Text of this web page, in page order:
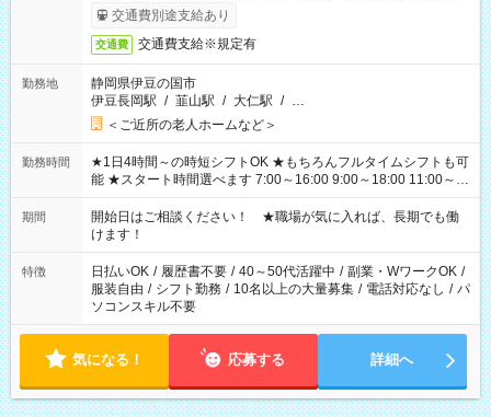
完了次第のお支払いとなります。
交通費別途支給あり
交通費 交通費支給※規定有
勤務地
静岡県伊豆の国市
伊豆長岡駅 / 韮山駅 / 大仁駅 / …
＜ご近所の老人ホームなど＞
勤務時間
★1日4時間～の時短シフトOK ★もちろんフルタイムシフトも可
能 ★スタート時間選べます 7:00～16:00 9:00～18:00 11:00～
20:00 など 残業なし！ ※Wワークの場合、他のお仕事と合わせ
週40時間超の就業はご案内できません ※法令に基づき、週20時
間以上勤務は社会保険への加入対象となります ※労働者派遣法
（日雇い派遣の原則禁止）により、短時間・短期間の就業はご
案内が難しい場合があります
期間
開始日はご相談ください！ ★職場が気に入れば、長期でも働
けます！
特徴 日払いOK / 履歴書不要 / 40～50代活躍中 / 副業・WワークOK /
服装自由 / シフト勤務 / 10名以上の大量募集 / 電話対応なし / パ
ソコンスキル不要
気になる！ 応募する 詳細へ